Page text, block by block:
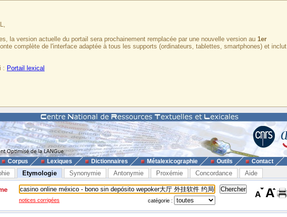
la version actuelle du portail sera prochainement remplacée par une nouvelle version au 1er
complète de l'interface adaptée à tous les supports (ordinateurs, tablettes, smartphones) et inclut
: Portail lexical
Corpus Lexiques Dictionnaires Métalexicographie Outils Contact
Etymologie Synonymie Antonymie Proxémie Concordance Aide
notices corrigées catégorie :